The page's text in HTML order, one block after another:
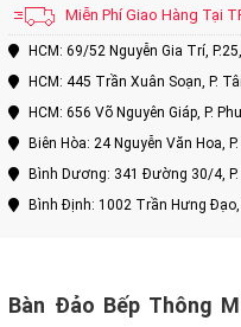
Miễn Phí Giao Hàng Tại
HCM: 69/52 Nguyễn Gia Trí,
HCM: 445 Trần Xuân Soạn, P.
HCM: 656 Võ Nguyên Giáp, P.
Biên Hòa: 24 Nguyễn Văn Hoa,
Bình Dương: 341 Đường 30/4,
Bình Định: 1002 Trần Hưng
Bàn Đảo Bếp Thông